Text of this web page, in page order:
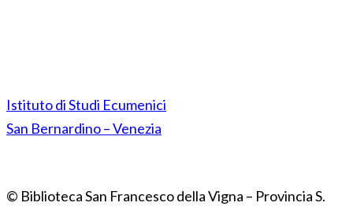
Istituto di Studi Ecumenici
San Bernardino – Venezia
© Biblioteca San Francesco della Vigna – Provincia S.